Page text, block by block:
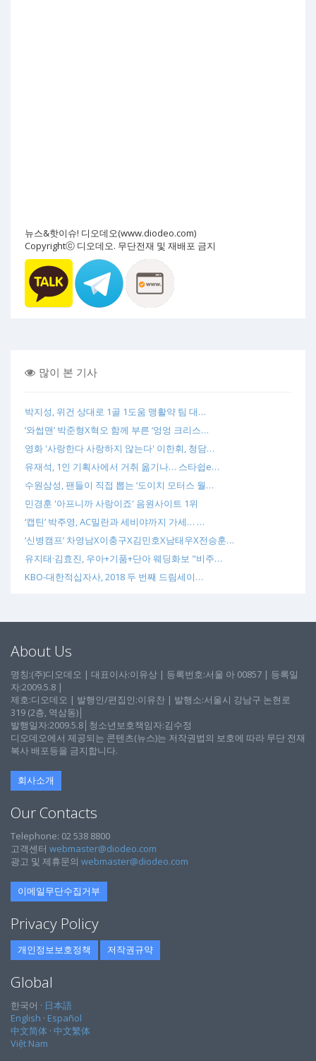
뉴스&핫이슈! 디오데오(www.diodeo.com)
Copyrightⓒ 디오데오. 무단전재 및 재배포 금지
많이 본 기사
박지성, 위건 상대로 1골 1도움 맹활약 팀 대…
‘와썹맨’ 박준형X혁오 함께 부른 ‘엉엉 크리스…
영화 '사랑한다 사랑하지 않는다' 이한휘, 청담…
유재석, 1인 기획사에서 거취 옮기나… 스타쉽e…
수원삼성, 팬들이 직접 뽑는 ‘도이치 모터스 월…
민경훈 '아프니까 사랑이죠' 음원사이트 1위
‘캡틴’ 박주영, AC밀란과 세비야까지 가세… …
‘신병캠프’ 차영남X이충구X김민호X남태우X전승훈…
유지태·김효진, 우아+기품+단아 웨딩화보 "비주…
KBO-대한적십자사, 2018 두 번째 드림세이…
About Us
명칭:(주)디오데오 | 대표이사:이유상 | 등록번호:서울 아 00857 | 등록일
자:2009.5.8 |
제호:디오데오 | 발행인/편집인:이유찬 | 발행소:서울시 강남구 논현로
319 (2층, 역삼동)│
발행일자:2009.5.8│청소년보호책임자:김수정
디오데오에서 제공되는 콘텐츠(뉴스)는 저작권법의 보호에 따라 무단 전재
복사 배포등을 금지합니다.
회사소개
Our Contacts
Telephone: 02 538 8800
고객센터 webmaster@diodeo.com
광고 및 제휴문의 webmaster@diodeo.com
이메일무단수집거부
Privacy Policy
개인정보보호정책 저작권규약
Global
한국어 · 日本語
English · Español
中文简体 · 中文繁体
Việt Nam